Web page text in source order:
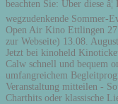
beachten Sie: Über diese
wegzudenkende Sommer-
Open Air Kino Ettlingen
zur Webseite) 13.08.
Jetzt bei kinoheld
Calw schnell und bequem
umfangreichem
Veranstaltung mitteilen -
Charthits oder klassische